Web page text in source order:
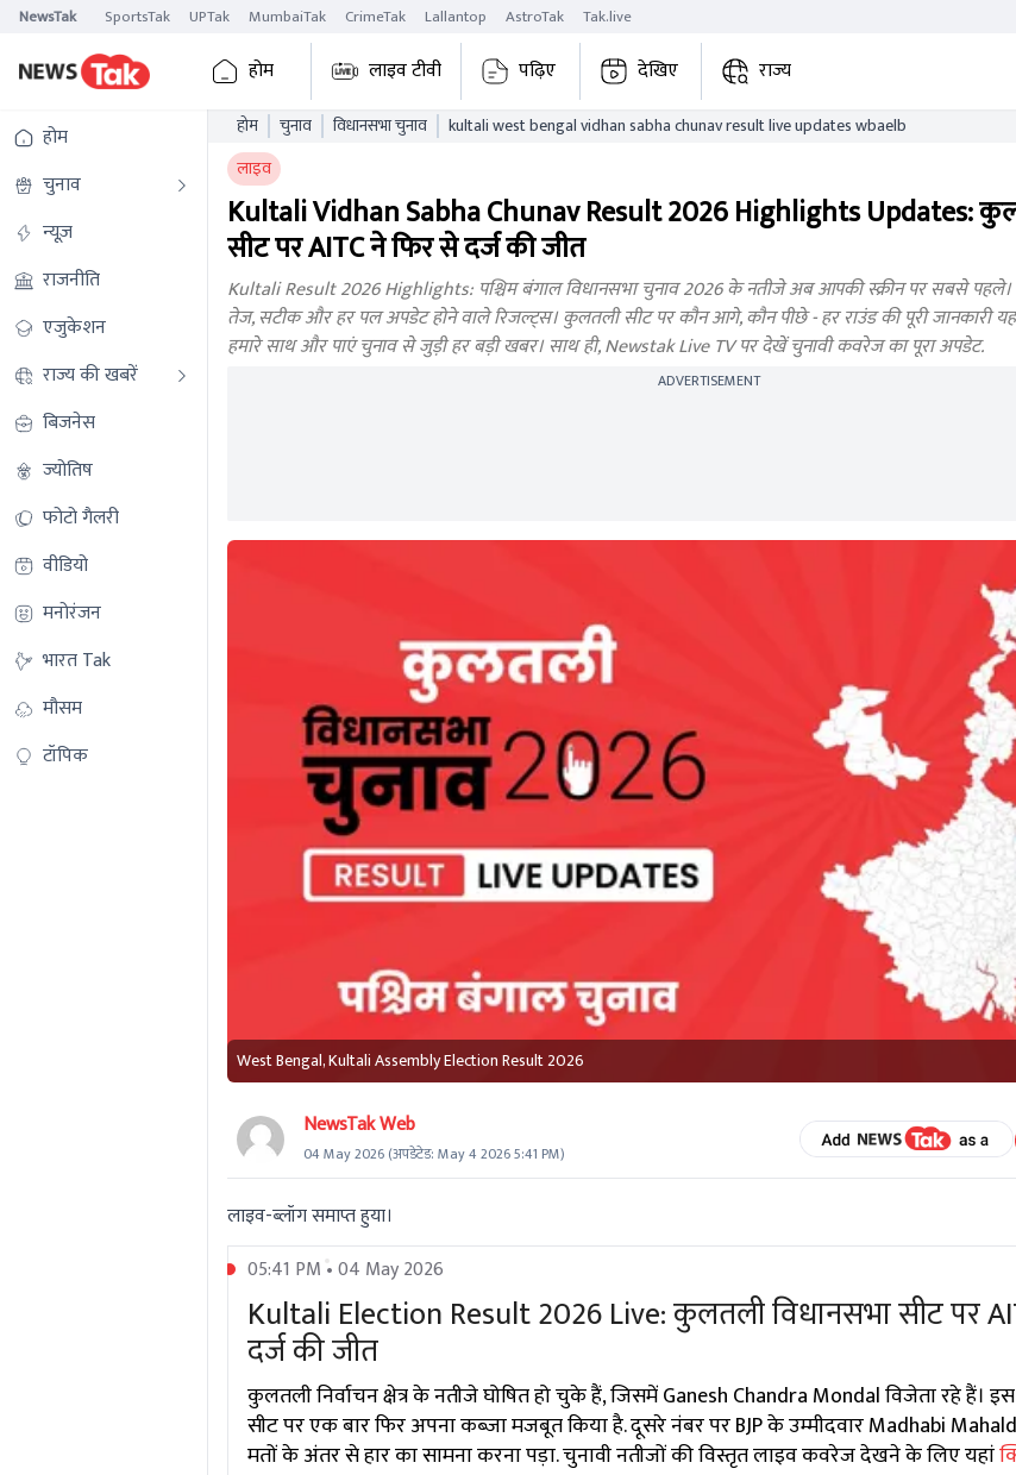
NewsTak SportsTak UPTak MumbaiTak CrimeTak Lallantop AstroTak Tak.live
होम लाइव टीवी पढ़िए देखिए राज्य
होम
चुनाव
न्यूज़
राजनीति
एजुकेशन
राज्य की खबरें
बिजनेस
ज्योतिष
फोटो गैलरी
वीडियो
मनोरंजन
भारत Tak
मौसम
टॉपिक
होम चुनाव विधानसभा चुनाव
kultali west bengal vidhan sabha chunav result live updates wbaelb
लाइव
Kultali Vidhan Sabha Chunav Result 2026 Highlights Updates:
सीट पर AITC ने फिर से दर्ज की जीत
Kultali Result 2026 Highlights: पश्चिम बंगाल विधानसभा चुनाव 2026 के नतीजे अब आपकी स्क्रीन पर सबसे
तेज, सटीक और हर पल अपडेट होने वाले रिजल्ट्स। कुलतली सीट पर कौन आगे, कौन पीछे - हर राउंड की पूरी जानकारी
हमारे साथ और पाएं चुनाव से जुड़ी हर बड़ी खबर। साथ ही, Newstak Live TV पर देखें चुनावी कवरेज का पूरा अपडेट.
ADVERTISEMENT
West Bengal, Kultali Assembly Election Result 2026
NewsTak Web
04 May 2026(अपडेटेड: May 4 2026 5:41 PM)
लाइव-ब्लॉग समाप्त हुया।
05:41 PM • 04 May 2026
Kultali Election Result 2026 Live: कुलतली विधानसभा सीट पर
दर्ज की जीत
कुलतली निर्वाचन क्षेत्र के नतीजे घोषित हो चुके हैं, जिसमें Ganesh Chandra Mondal विजेता रहे हैं।
सीट पर एक बार फिर अपना कब्जा मजबूत किया है. दूसरे नंबर पर BJP के उम्मीदवार Madhabi
मतों के अंतर से हार का सामना करना पड़ा. चुनावी नतीजों की विस्तृत लाइव कवरेज देखने के लिए यहां